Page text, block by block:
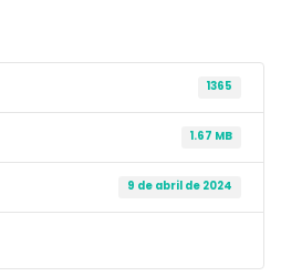
1365
1.67 MB
9 de abril de 2024